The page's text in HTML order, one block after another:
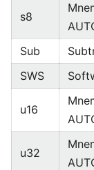
s8
Sub
SWS
u16
u32